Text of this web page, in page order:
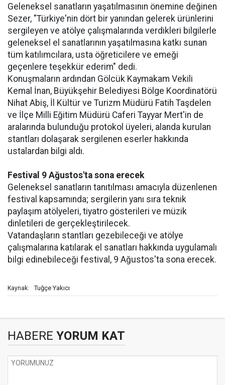
Geleneksel sanatların yaşatılmasının önemine değinen
Sezer, "Türkiye'nin dört bir yanından gelerek ürünlerini
sergileyen ve atölye çalışmalarında verdikleri bilgilerle
geleneksel el sanatlarının yaşatılmasına katkı sunan
tüm katılımcılara, usta öğreticilere ve emeği
geçenlere teşekkür ederim" dedi.
Konuşmaların ardından Gölcük Kaymakam Vekili
Kemal İnan, Büyükşehir Belediyesi Bölge Koordinatörü
Nihat Abiş, İl Kültür ve Turizm Müdürü Fatih Taşdelen
ve İlçe Milli Eğitim Müdürü Caferi Tayyar Mert'in de
aralarında bulunduğu protokol üyeleri, alanda kurulan
stantları dolaşarak sergilenen eserler hakkında
ustalardan bilgi aldı.
Festival 9 Ağustos'ta sona erecek
Geleneksel sanatların tanıtılması amacıyla düzenlenen
festival kapsamında; sergilerin yanı sıra teknik
paylaşım atölyeleri, tiyatro gösterileri ve müzik
dinletileri de gerçekleştirilecek.
Vatandaşların stantları gezebileceği ve atölye
çalışmalarına katılarak el sanatları hakkında uygulamalı
bilgi edinebileceği festival, 9 Ağustos'ta sona erecek.
Kaynak: Tuğçe Yakıcı
HABERE YORUM KAT